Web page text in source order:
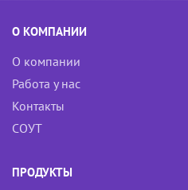
О КОМПАНИИ
О компании
Работа у нас
Контакты
СОУТ
ПРОДУКТЫ